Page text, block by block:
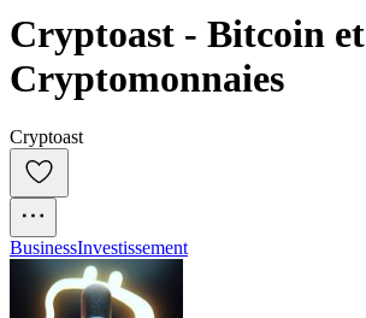
Cryptoast - Bitcoin et
Cryptomonnaies
Cryptoast
BusinessInvestissement